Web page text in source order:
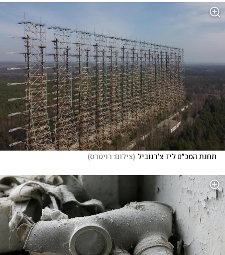
תחנת המכ"ם ליד צ'רנוביל (צילום: רויטרס)